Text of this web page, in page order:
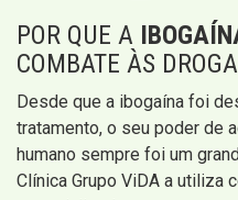
POR QUE A
COMBATE ÀS
Desde que a ibogaína foi
tratamento, o seu poder de
humano sempre foi um
Clínica Grupo ViDA a utiliza